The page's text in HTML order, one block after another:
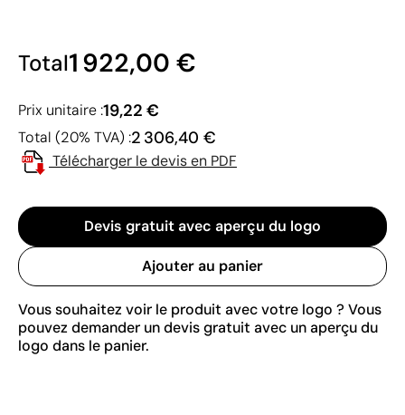
Total1 922,00 €
Prix unitaire :19,22 €
Total (20% TVA) :2 306,40 €
Télécharger le devis en PDF
Devis gratuit avec aperçu du logo
Ajouter au panier
Vous souhaitez voir le produit avec votre logo ? Vous
pouvez demander un devis gratuit avec un aperçu du
logo dans le panier.